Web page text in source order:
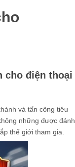
cho điện thoại
và tấn công tiêu
những được đánh
thế giới tham gia.